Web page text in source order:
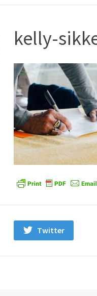
kelly-
Twitter